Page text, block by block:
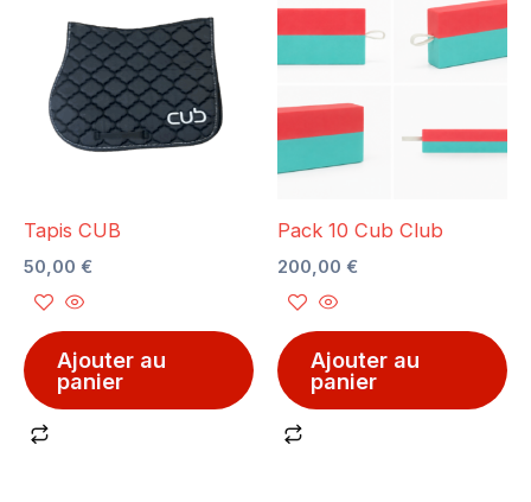
Tapis CUB
50,00 €
Ajouter au
panier
Pack 10 Cub Club
200,00 €
Ajouter au
panier